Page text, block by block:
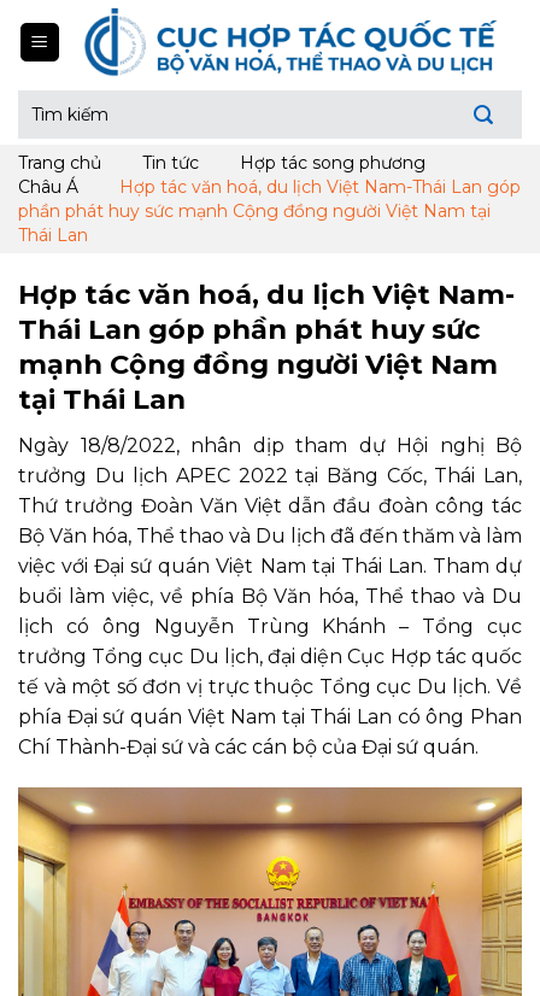
kiếm:
Trang chủ Tin tức
Hợp tác song phương
Châu Á
Hợp tác văn hoá, du lịch Việt Nam-Thái Lan góp
phần phát huy sức mạnh Cộng đồng người Việt Nam tại
Thái Lan
Hợp tác văn hoá, du lịch Việt Nam-
Thái Lan góp phần phát huy sức
mạnh Cộng đồng người Việt Nam
tại Thái Lan
Ngày 18/8/2022, nhân dịp tham dự Hội nghị Bộ
trưởng Du lịch APEC 2022 tại Băng Cốc, Thái Lan,
Thứ trưởng Đoàn Văn Việt dẫn đầu đoàn công tác
Bộ Văn hóa, Thể thao và Du lịch đã đến thăm và làm
việc với Đại sứ quán Việt Nam tại Thái Lan. Tham dự
buổi làm việc, về phía Bộ Văn hóa, Thể thao và Du
lịch có ông Nguyễn Trùng Khánh – Tổng cục
trưởng Tổng cục Du lịch, đại diện Cục Hợp tác quốc
tế và một số đơn vị trực thuộc Tổng cục Du lịch. Về
phía Đại sứ quán Việt Nam tại Thái Lan có ông Phan
Chí Thành-Đại sứ và các cán bộ của Đại sứ quán.